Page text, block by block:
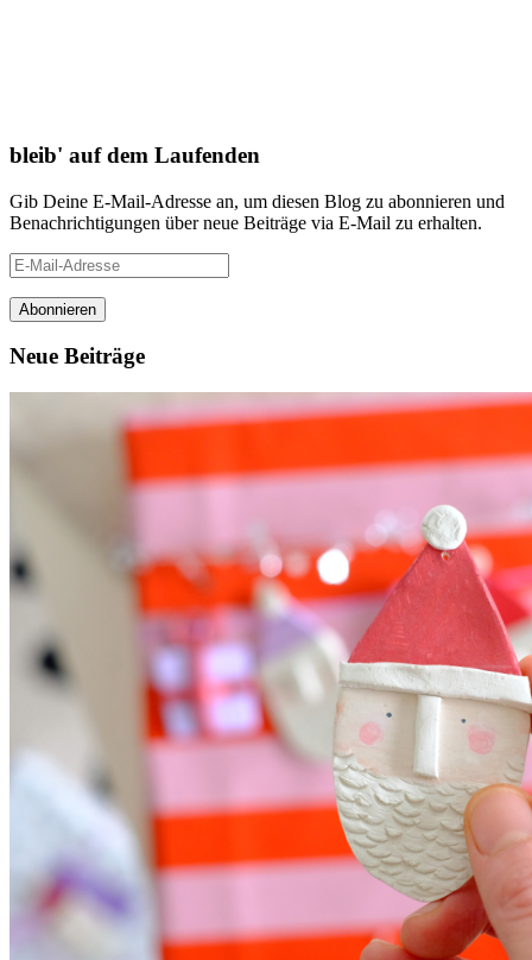
bleib' auf dem Laufenden
Gib Deine E-Mail-Adresse an, um diesen Blog zu abonnieren und
Benachrichtigungen über neue Beiträge via E-Mail zu erhalten.
E-
Mail-
Adresse
Neue Beiträge